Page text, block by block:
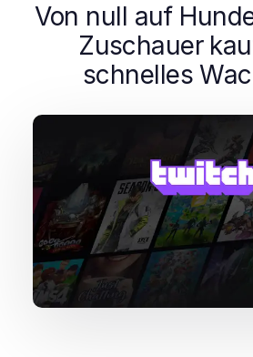
Von null auf
Zuschauer
schnelles